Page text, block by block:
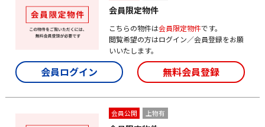
会員限定物件
こちらの物件は会員限定物件です。
閲覧希望の方はログイン／会員登録をお願
いいたします。
会員ログイン 無料会員登録
会員公開 上物有